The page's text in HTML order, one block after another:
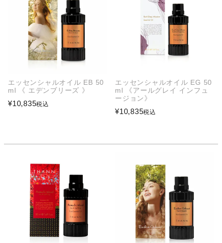
エッセンシャルオイル EB 50
ml 《 エデンブリーズ 》
¥10,835税込
エッセンシャルオイル EG 50
ml 《アールグレイ インフュ
ージョン》
¥10,835税込